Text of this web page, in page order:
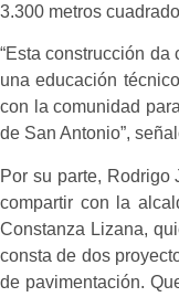
3.300 metros
“Esta construcción
una educación
con la comunidad
de San Antonio”,
Por su parte, Rodrigo
compartir con la
Constanza Lizana,
consta de dos
de pavimentación.